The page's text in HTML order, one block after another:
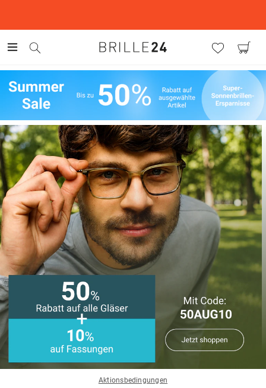
Aktionsbedingungen